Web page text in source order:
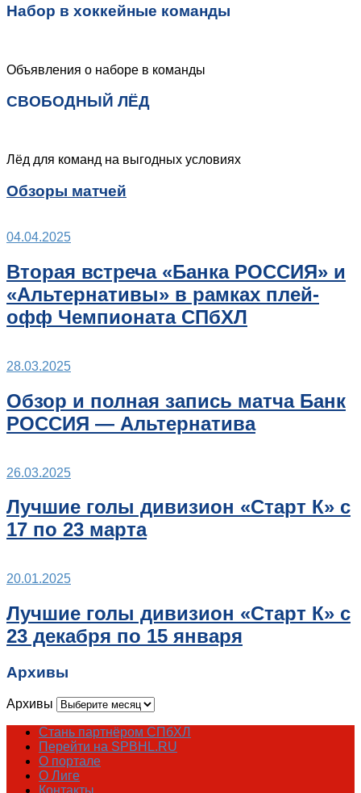
Набор в хоккейные команды
Объявления о наборе в команды
СВОБОДНЫЙ ЛЁД
Лёд для команд на выгодных условиях
Обзоры матчей
04.04.2025
Вторая встреча «Банка РОССИЯ» и
«Альтернативы» в рамках плей-
офф Чемпионата СПбХЛ
28.03.2025
Обзор и полная запись матча Банк
РОССИЯ — Альтернатива
26.03.2025
Лучшие голы дивизион «Старт К» с
17 по 23 марта
20.01.2025
Лучшие голы дивизион «Старт К» с
23 декабря по 15 января
Архивы
Архивы
Стань партнёром СПбХЛ
Перейти на SPBHL.RU
О портале
О Лиге
Контакты